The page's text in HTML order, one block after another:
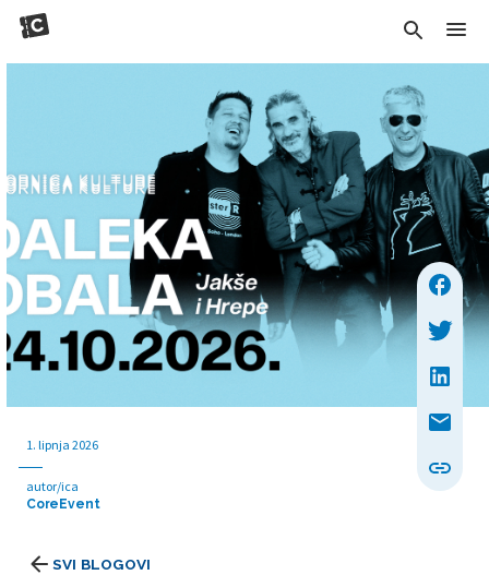
SVI BLOGOVI
1. lipnja 2026
autor/ica
CoreEvent